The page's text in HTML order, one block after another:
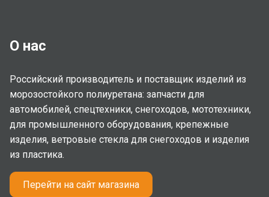
О нас
Российский производитель и поставщик изделий из
морозостойкого полиуретана: запчасти для
автомобилей, спецтехники, снегоходов, мототехники,
для промышленного оборудования, крепежные
изделия, ветровые стекла для снегоходов и изделия
из пластика.
Перейти на сайт магазина